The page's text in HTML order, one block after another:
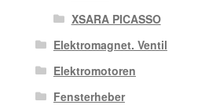
XSARA PICASSO
Elektromagnet. Ventil
Elektromotoren
Fensterheber